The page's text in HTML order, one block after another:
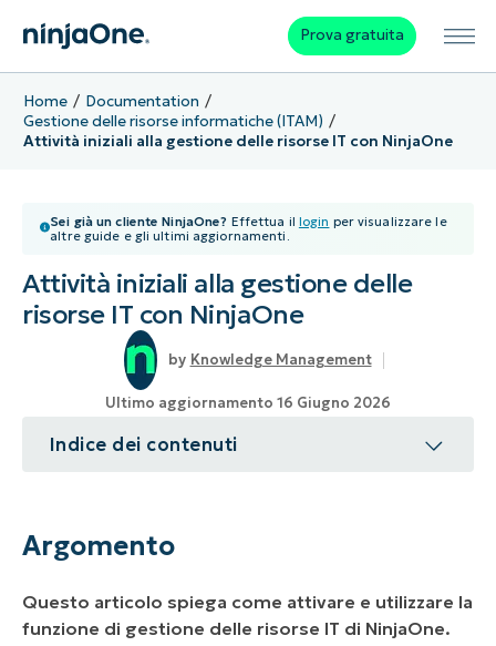
Prova gratuita
Home
Documentation
Gestione delle risorse informatiche (ITAM)
Attività iniziali alla gestione delle risorse IT con NinjaOne
Sei già un cliente NinjaOne? Effettua il login per visualizzare le
altre guide e gli ultimi aggiornamenti.
Attività iniziali alla gestione delle
risorse IT con NinjaOne
Knowledge Management
Ultimo aggiornamento 16 Giugno 2026
Indice dei contenuti
Ambiente
Risorse aggiuntive
Argomento
Questo articolo spiega come attivare e utilizzare la
funzione di gestione delle risorse IT di NinjaOne.